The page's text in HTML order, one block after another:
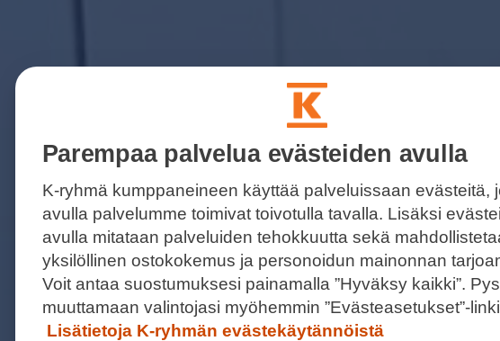
Parempaa palvelua evästeiden avulla
K-ryhmä kumppaneineen käyttää palveluissaan evästeitä,
avulla palvelumme toimivat toivotulla tavalla. Lisäksi
avulla mitataan palveluiden tehokkuutta sekä
yksilöllinen ostokokemus ja personoidun mainonnan
Voit antaa suostumuksesi painamalla ”Hyväksy kaikki”.
muuttamaan valintojasi myöhemmin ”Evästeasetukset”-
Lisätietoja K-ryhmän evästekäytännöistä